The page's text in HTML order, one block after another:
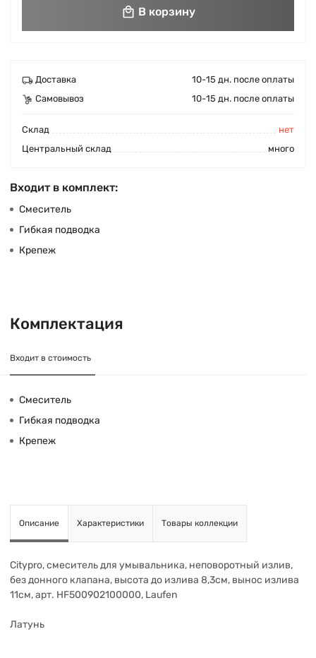
В корзину
Доставка
10-15 дн. после оплаты
Самовывоз
10-15 дн. после оплаты
Cклад
нет
Центральный склад
много
Входит в комплект:
Смеситель
Гибкая подводка
Крепеж
Комплектация
Входит в стоимость
Смеситель
Гибкая подводка
Крепеж
Описание Характеристики Товары коллекции
Citypro, смеситель для умывальника, неповоротный излив,
без донного клапана, высота до излива 8,3см, вынос излива
11см, арт. HF500902100000, Laufen
Латунь